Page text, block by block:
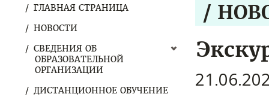
ГЛАВНАЯ СТРАНИЦА
НОВОСТИ
СВЕДЕНИЯ ОБ
ОБРАЗОВАТЕЛЬНОЙ
ОРГАНИЗАЦИИ
ДИСТАНЦИОННОЕ ОБУЧЕНИЕ
/